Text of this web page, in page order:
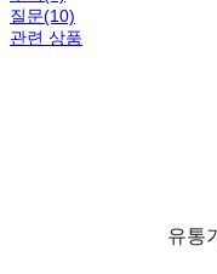
질문(10)
관련 상품
유통